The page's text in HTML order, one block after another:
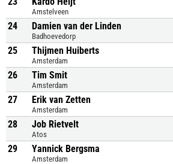
Amstelveen
24 Damien van der Linden
Badhoevedorp
25 Thijmen Huiberts
Amsterdam
26 Tim Smit
Amsterdam
27 Erik van Zetten
Amsterdam
28 Job Rietvelt
Atos
29 Yannick Bergsma
Amsterdam